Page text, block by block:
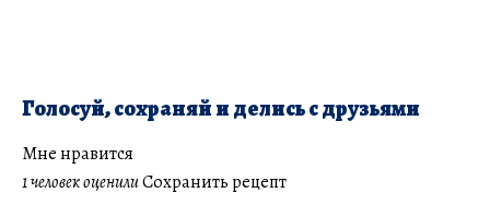
Голосуй, сохраняй и делись с друзьями
Мне нравится
1 человек оценилиСохранить рецепт